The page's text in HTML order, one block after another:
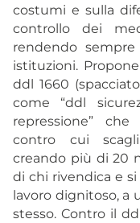
costumi e sulla
controllo dei
rendendo
istituzioni.
ddl 1660
come “ddl
repressione”
contro cui
creando più di 20
di chi rivendica e
lavoro dignitoso, a
stesso. Contro il